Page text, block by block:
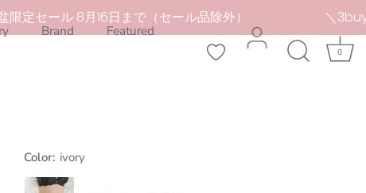
ール 8月16日まで（セール品除外） ＼
Brand
Featured
0
Color: ivory